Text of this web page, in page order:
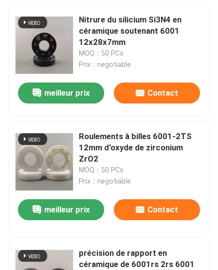
Nitrure du silicium Si3N4 en
céramique soutenant 6001
12x28x7mm
MOQ：50 PCs
Prix：negotiable
meilleur prix Contact
Roulements à billes 6001-2TS
12mm d'oxyde de zirconium
ZrO2
MOQ：50 PCs
Prix：negotiable
meilleur prix Contact
précision de rapport en
céramique de 6001rs 2rs 6001